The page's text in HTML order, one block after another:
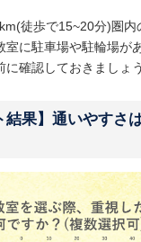
徒歩で15~20分)圏内
室に駐車場や駐輪場が
確認しておきましょう
結果】通いやすさ